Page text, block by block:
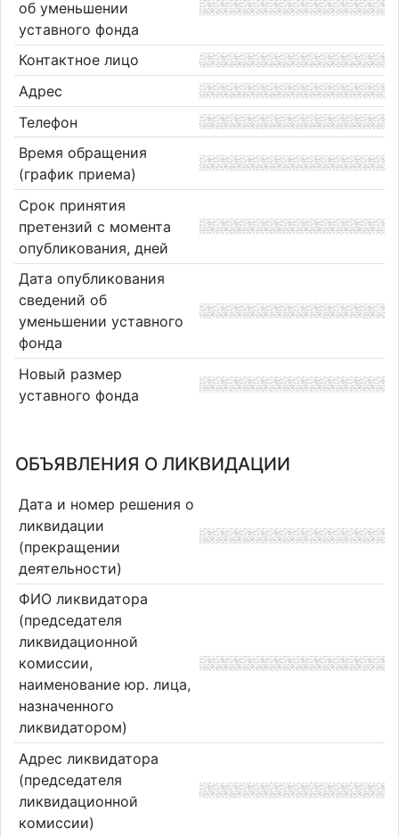
об уменьшении
уставного фонда
Контактное лицо
Адрес
Телефон
Время обращения
(график приема)
Срок принятия
претензий с момента
опубликования, дней
Дата опубликования
сведений об
уменьшении уставного
фонда
Новый размер
уставного фонда
ОБЪЯВЛЕНИЯ О ЛИКВИДАЦИИ
Дата и номер решения о
ликвидации
(прекращении
деятельности)
ФИО ликвидатора
(председателя
ликвидационной
комиссии,
наименование юр. лица,
назначенного
ликвидатором)
Адрес ликвидатора
(председателя
ликвидационной
комиссии)